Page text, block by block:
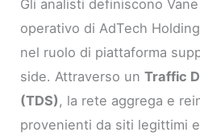
Gli analisti definiscono
operativo di AdTech
nel ruolo di piattaforma
side. Attraverso unTraffic
(TDS), la rete aggrega e
provenienti da siti legittimi